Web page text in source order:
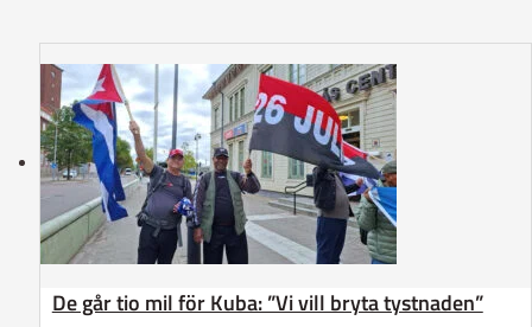
De går tio mil för Kuba: ”Vi vill bryta tystnaden”